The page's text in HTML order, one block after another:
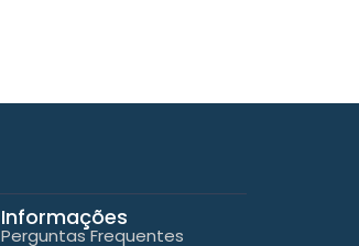
Informações
Perguntas Frequentes